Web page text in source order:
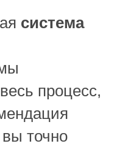
система
процесс,
точно